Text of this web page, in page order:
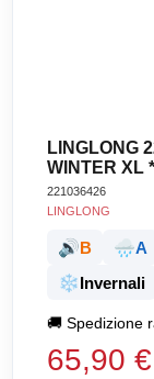
LINGLONG
WINTER XL
221036426
LINGLONG
🔊B 🌧️A
❄️Invernali
🚚Spedizione
65,90 €